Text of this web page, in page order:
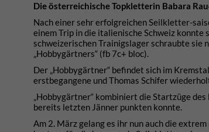
Die österreichische Topkletterin Babara
Nach einer sehr erfolgreichen Seilkletter-
einem Trip in die italienische Schweiz konnte
schweizerischen Trainigslager schraubte sie
„Hobbygärtners“ (fb 7c+ bloc).
Der „Hobbygärtner“ befindet sich im
erstbegangene und Thomas Schifer
„Hobbygärtner“ kombiniert die Startzüge
bereits letzten Jänner punkten konnte.
Am 2. März gelang es ihr nun auch die